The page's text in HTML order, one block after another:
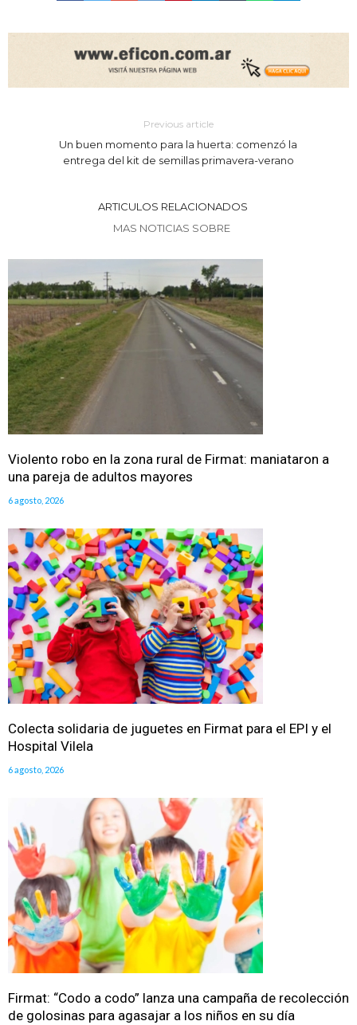
Previous article
Un buen momento para la huerta: comenzó la
entrega del kit de semillas primavera-verano
ARTICULOS RELACIONADOS
MAS NOTICIAS SOBRE
Violento robo en la zona rural de Firmat: maniataron a
una pareja de adultos mayores
6 agosto, 2026
Colecta solidaria de juguetes en Firmat para el EPI y el
Hospital Vilela
6 agosto, 2026
Firmat: “Codo a codo” lanza una campaña de recolección
de golosinas para agasajar a los niños en su día